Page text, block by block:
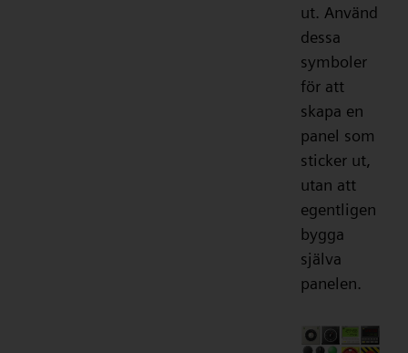
ut. Använd
dessa
symboler
för att
skapa en
panel som
sticker ut,
utan att
egentligen
bygga
själva
panelen.